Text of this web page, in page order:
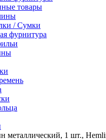
товары
/ Сумки
фурнитура
металлический, 1 шт.,